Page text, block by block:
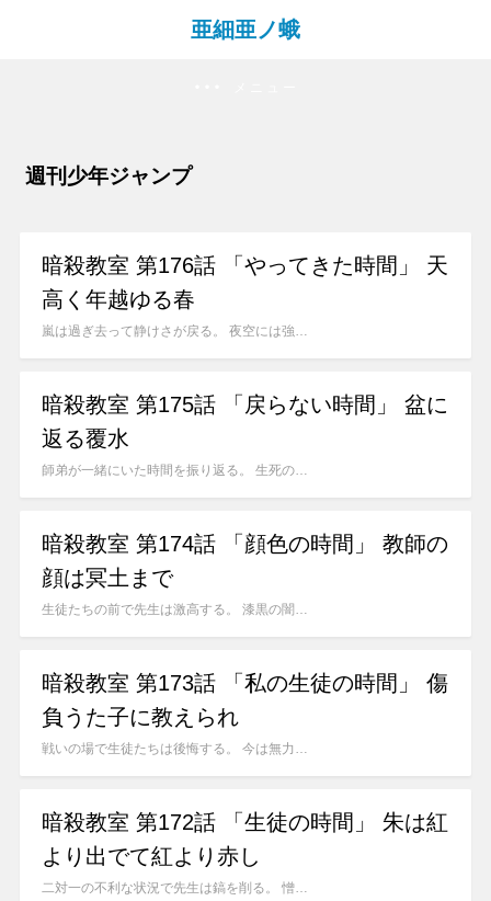
亜細亜ノ蛾
週刊少年ジャンプ
暗殺教室 第176話 「やってきた時間」 天
高く年越ゆる春
嵐は過ぎ去って静けさが戻る。 夜空には強…
暗殺教室 第175話 「戻らない時間」 盆に
返る覆水
師弟が一緒にいた時間を振り返る。 生死の…
暗殺教室 第174話 「顔色の時間」 教師の
顔は冥土まで
生徒たちの前で先生は激高する。 漆黒の闇…
暗殺教室 第173話 「私の生徒の時間」 傷
負うた子に教えられ
戦いの場で生徒たちは後悔する。 今は無力…
暗殺教室 第172話 「生徒の時間」 朱は紅
より出でて紅より赤し
二対一の不利な状況で先生は鎬を削る。 憎…